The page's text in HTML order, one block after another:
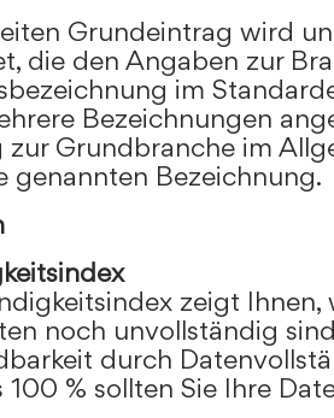
Grundeintrag wird
die den Angaben zur
im
Bezeichnungen
zur Grundbranche im
genannten Bezeichnung.
zeigt
noch unvollständig
durch
100 % sollten Sie Ihre